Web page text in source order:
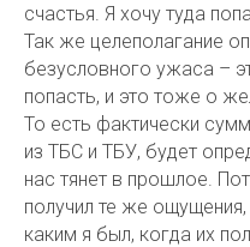
счастья. Я хочу туда
Так же целеполагание
безусловного ужаса –
попасть, и это тоже о
То есть фактически
из ТБС и ТБУ, будет
нас тянет в прошлое.
получил те же
каким я был, когда их